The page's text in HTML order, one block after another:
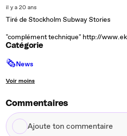
il y a 20 ans
Tiré de Stockholm Subway Stories
"complément technique" http://
Catégorie
🗞News
Voir moins
Commentaires
Ajoute